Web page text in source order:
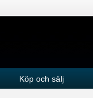
Köp och sälj